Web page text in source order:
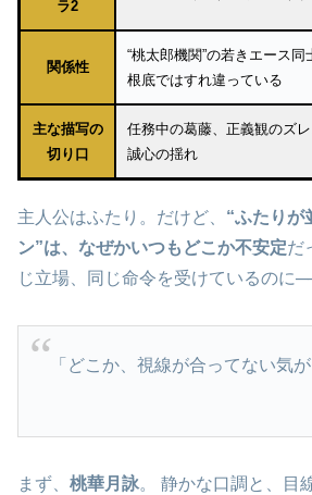
ラ2
関係性
“桃太郎機関”の若きエース
根底ではすれ違っている
主な描写の
切り口
任務中の葛藤、正義観のズ
誠心の揺れ
主人公はふたり。だけど、 “ふたりが
ン”は、なぜかいつもどこか不安定だ
じ立場、同じ命令を受けているのに
「どこか、視線が合ってない気が
まず、 桃華月詠。 静かな口調と、目